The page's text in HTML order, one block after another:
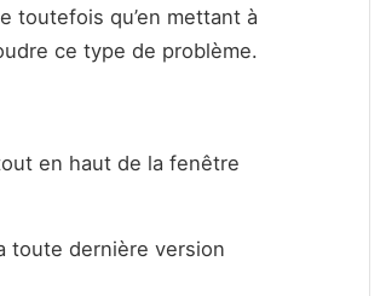
toutefois qu’en mettant à
ce type de problème.
en haut de la fenêtre
toute dernière version